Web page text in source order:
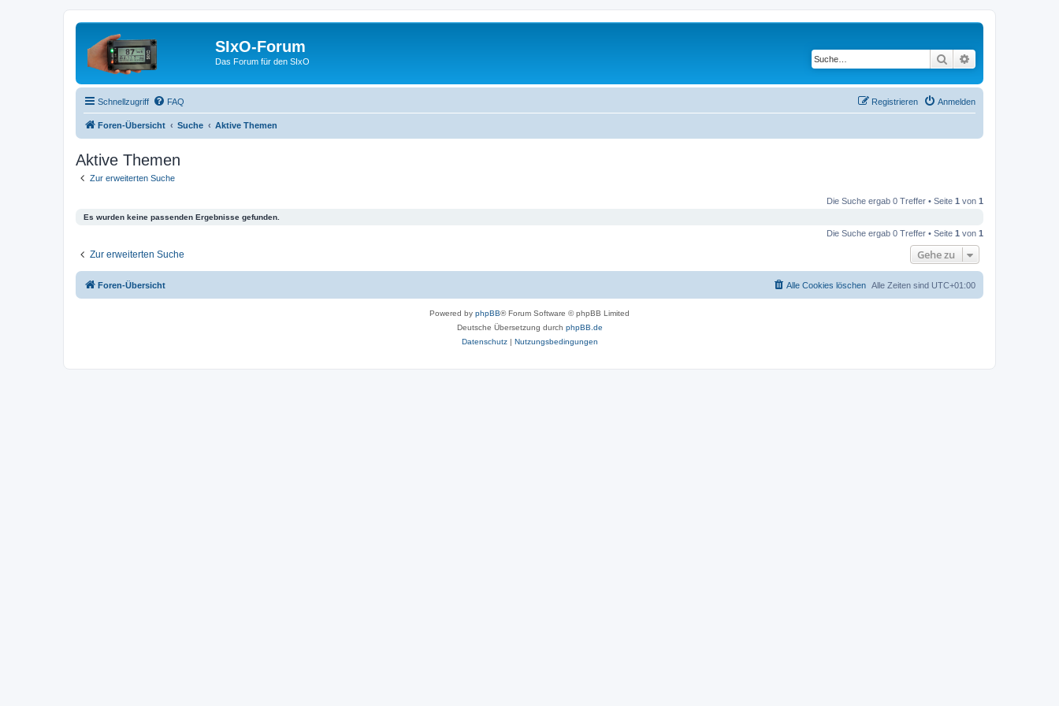
SIxO-Forum
Das Forum für den SIxO Suche
Schnellzugriff FAQ Anmelden
Registrieren
Foren-Übersicht Suche Aktive Themen
Aktive Themen
Zur erweiterten Suche
Die Suche ergab 0 Treffer • Seite 1 von 1
Es wurden keine passenden Ergebnisse gefunden.
Die Suche ergab 0 Treffer • Seite 1 von 1
Zur erweiterten Suche Gehe zu
Foren-Übersicht Alle Zeiten sind UTC+01:00
Alle Cookies löschen
Powered by phpBB® Forum Software © phpBB Limited
Deutsche Übersetzung durch phpBB.de
Datenschutz| Nutzungsbedingungen